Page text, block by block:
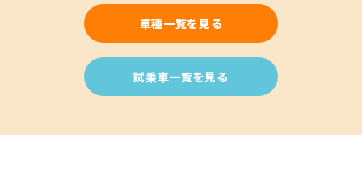
車種一覧を見る
試乗車一覧を見る